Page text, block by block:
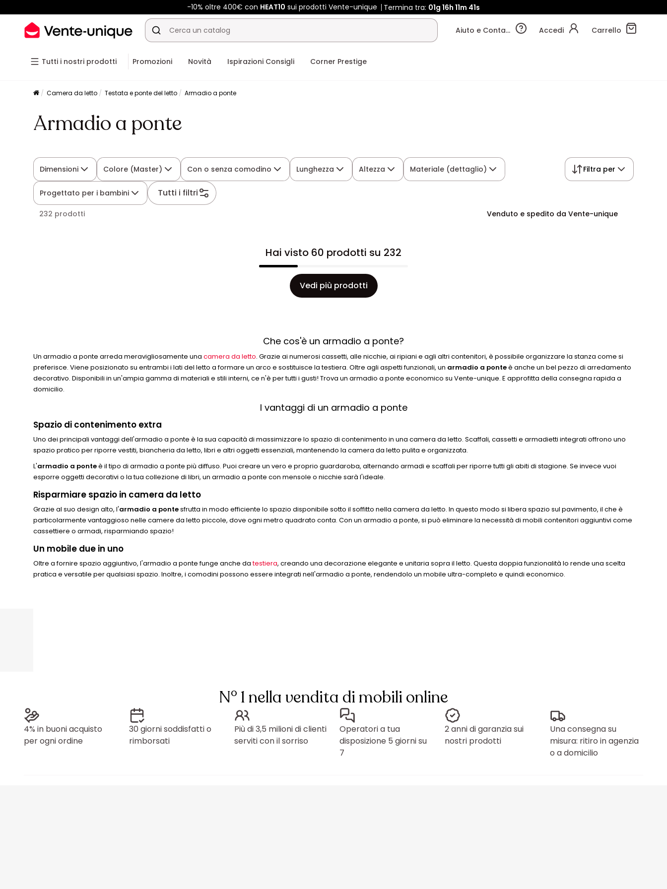
-10% oltre 400€ con HEAT10sui prodotti Vente-unique Termina tra: 01g 16h 11m 40s
Aiuto e Contatti Accedi Carrello
Tutti i nostri prodotti Promozioni Novità Ispirazioni Consigli Corner Prestige
Camera da letto Testata e ponte del letto Armadio a ponte
Armadio a ponte
Dimensioni Colore (Master) Con o senza comodino Lunghezza Altezza Materiale (dettaglio)
Progettato per i bambini Tutti i filtri
Filtra per
232 prodotti Venduto e spedito da Vente-unique
Hai visto 60 prodotti su 232
Vedi più prodotti
Che cos'è un armadio a ponte?
Un armadio a ponte arreda meravigliosamente unacamera da letto. Grazie ai numerosi cassetti, alle nicchie, ai ripiani e agli altri contenitori, è possibile organizzare la stanza come si
preferisce. Viene posizionato su entrambi i lati del letto a formare un arco e sostituisce la testiera. Oltre agli aspetti funzionali, un armadio a ponteè anche un bel pezzo di arredamento
decorativo. Disponibili in un'ampia gamma di materiali e stili interni, ce n'è per tutti i gusti! Trova un armadio a ponte economico su Vente-unique. E approfitta della consegna rapida a
domicilio.
I vantaggi di un armadio a ponte
Spazio di contenimento extra
Uno dei principali vantaggi dell'armadio a ponte è la sua capacità di massimizzare lo spazio di contenimento in una camera da letto. Scaffali, cassetti e armadietti integrati offrono uno
spazio pratico per riporre vestiti, biancheria da letto, libri e altri oggetti essenziali, mantenendo la camera da letto pulita e organizzata.
L'armadio a ponteè il tipo di armadio a ponte più diffuso. Puoi creare un vero e proprio guardaroba, alternando armadi e scaffali per riporre tutti gli abiti di stagione. Se invece vuoi
esporre oggetti decorativi o la tua collezione di libri, un armadio a ponte con mensole o nicchie sarà l'ideale.
Risparmiare spazio in camera da letto
Grazie al suo design alto, l'armadio a pontesfrutta in modo efficiente lo spazio disponibile sotto il soffitto nella camera da letto. In questo modo si libera spazio sul pavimento, il che è
particolarmente vantaggioso nelle camere da letto piccole, dove ogni metro quadrato conta. Con un armadio a ponte, si può eliminare la necessità di mobili contenitori aggiuntivi come
cassettiere o armadi, risparmiando spazio!
Un mobile due in uno
Oltre a fornire spazio aggiuntivo, l'armadio a ponte funge anche datestiera, creando una decorazione elegante e unitaria sopra il letto. Questa doppia funzionalità lo rende una scelta
pratica e versatile per qualsiasi spazio. Inoltre, i comodini possono essere integrati nell'armadio a ponte, rendendolo un mobile ultra-completo e quindi economico.
N° 1 nella vendita di mobili online
4% in buoni acquisto
per ogni ordine
30 giorni soddisfatti o
rimborsati
Più di 3,5 milioni di clienti
serviti con il sorriso
Operatori a tua
disposizione 5 giorni su
7
2 anni di garanzia sui
nostri prodotti
Una consegna su
misura: ritiro in agenzia
o a domicilio